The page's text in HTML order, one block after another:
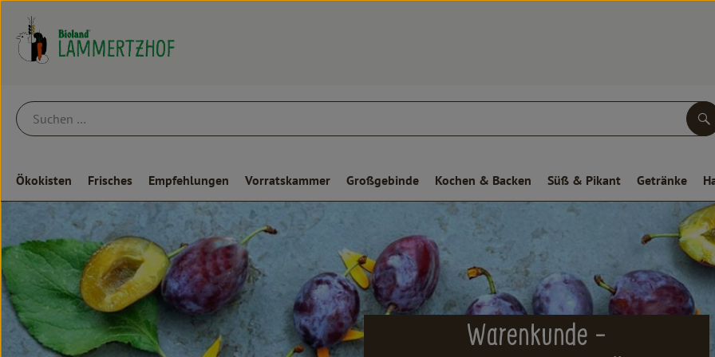
Ökokisten Frisches Empfehlungen Vorratskammer Großgebinde Kochen & Backen Süß & Pikant Getränke
Warenkunde -